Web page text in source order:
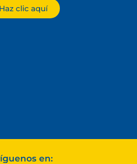
Haz clic aquí
en: